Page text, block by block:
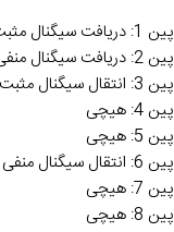
پین 1: دریافت سیگنال مثبت
پین 2: دریافت سیگنال منفی
پین 3: انتقال سیگنال مثبت
پین 4: هیچی
پین 5: هیچی
پین 6: انتقال سیگنال منفی
پین 7: هیچی
پین 8: هیچی